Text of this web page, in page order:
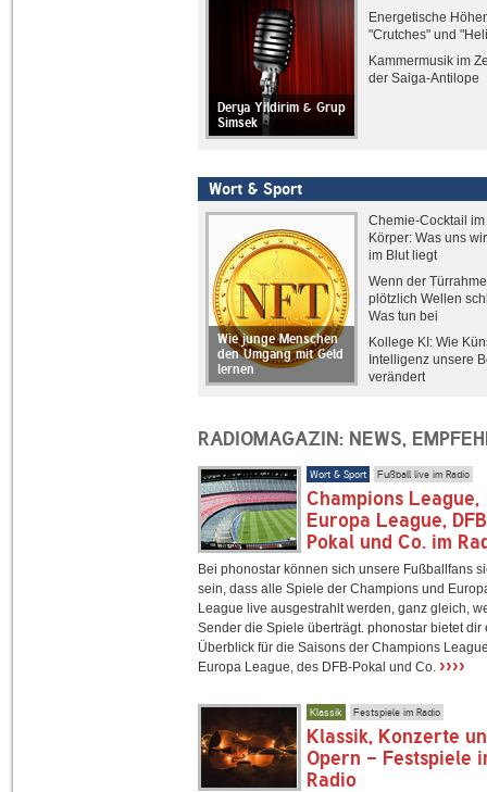
Derya Yildirim & Grup
Simsek
Energetische
"Crutches" und
Kammermusik im
der Saiga-Antilope
Wort & Sport
Wie junge Menschen
den Umgang mit Geld
lernen
Chemie-Cocktail im
Körper: Was uns
im Blut liegt
Wenn der
plötzlich Wellen
Was tun bei
Kollege KI: Wie
Intelligenz unsere
verändert
RADIOMAGAZIN: NEWS,
Wort & Sport Fußball live im Radio
Champions League,
Europa League,
Pokal und Co. im
Bei phonostar können sich unsere Fußballfans
sein, dass alle Spiele der Champions und
League live ausgestrahlt werden, ganz gleich,
Sender die Spiele überträgt. phonostar bietet dir
Überblick für die Saisons der Champions
Europa League, des DFB-Pokal und Co. ››››
Klassik Festspiele im Radio
Klassik, Konzerte
Opern - Festspiele
Radio